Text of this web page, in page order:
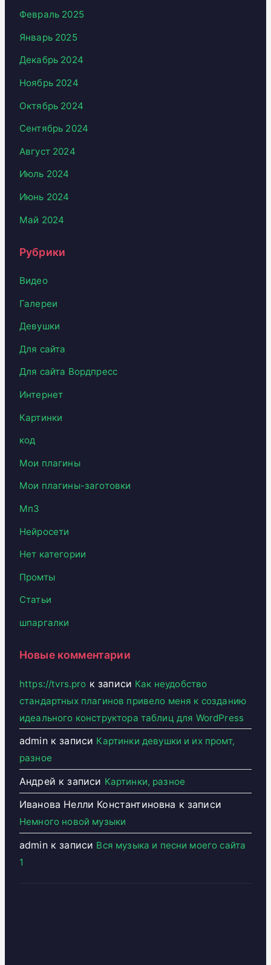
Февраль 2025
Январь 2025
Декабрь 2024
Ноябрь 2024
Октябрь 2024
Сентябрь 2024
Август 2024
Июль 2024
Июнь 2024
Май 2024
Рубрики
Видео
Галереи
Девушки
Для сайта
Для сайта Вордпресс
Интернет
Картинки
код
Мои плагины
Мои плагины-заготовки
Мп3
Нейросети
Нет категории
Промты
Статьи
шпаргалки
Новые комментарии
https://tvrs.pro к записи Как неудобство
стандартных плагинов привело меня к созданию
идеального конструктора таблиц для WordPress
adminк записи Картинки девушки и их промт,
разное
Андрей к записи Картинки, разное
Иванова Нелли Константиновна к записи
Немного новой музыки
adminк записи Вся музыка и песни моего сайта
1